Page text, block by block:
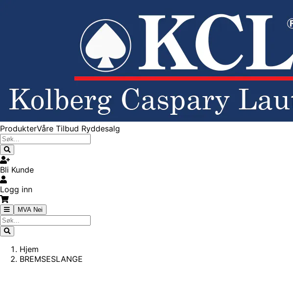
ProdukterVåre Tilbud Ryddesalg
Bli Kunde
Logg inn
MVA Nei
Hjem
BREMSESLANGE